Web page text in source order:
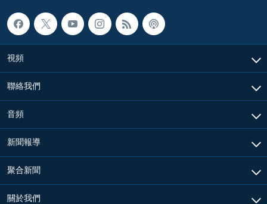
視頻
聯絡我們
音頻
新聞報導
聚合新聞
關於我們